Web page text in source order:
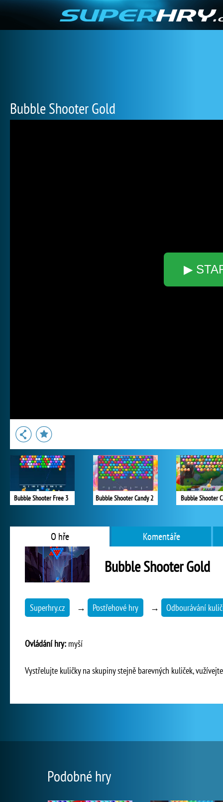
Bubble Shooter Gold
▶
Bubble Shooter Free 3 Bubble Shooter Candy 2 Bubble Shooter
O hře Komentáře
Bubble Shooter Gold
Superhry.cz → Postřehové hry → Odbourávání
Ovládání hry: myší
Vystřelujte kuličky na skupiny stejně barevných kuliček,
Podobné hry